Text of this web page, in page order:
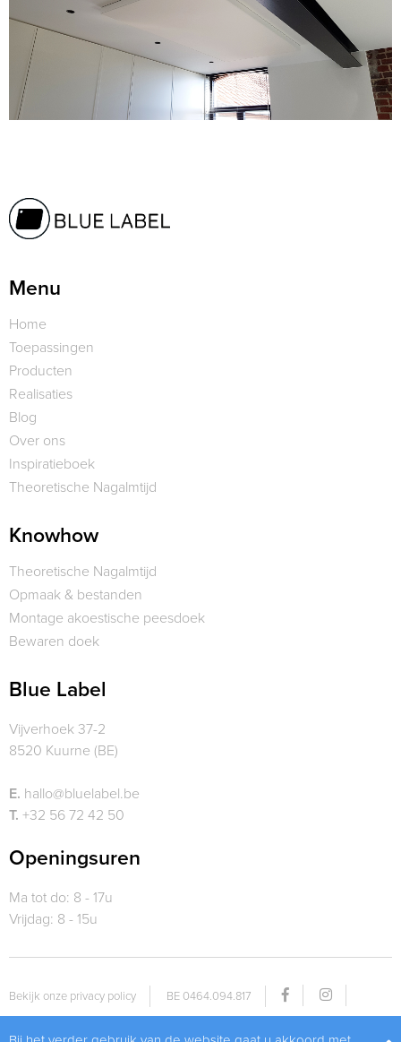
Menu
Home
Toepassingen
Producten
Realisaties
Blog
Over ons
Inspiratieboek
Theoretische Nagalmtijd
Knowhow
Theoretische Nagalmtijd
Opmaak & bestanden
Montage akoestische peesdoek
Bewaren doek
Blue Label
Vijverhoek 37-2
8520 Kuurne (BE)
E. hallo@bluelabel.be
T. +32 56 72 42 50
Openingsuren
Ma tot do: 8 - 17u
Vrijdag: 8 - 15u
Bekijk onze privacy policy BE 0464.094.817